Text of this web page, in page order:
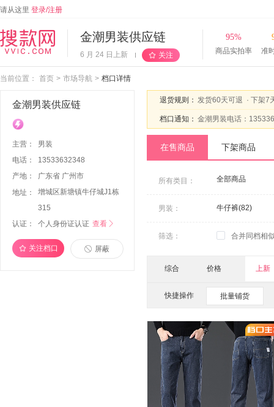
请从这里 登录/注册
金潮男装供应链
6 月 24 日上新 关注
95%
商品实拍率 准
当前位置： 首页 > 市场导航 > 档口详情
金潮男装供应链
主营：
男装
电话：
13533632348
产地：
广东省 广州市
地址：
增城区新塘镇牛仔城J1栋
315
认证：
个人身份证认证 查看
关注档口 屏蔽
退货规则： 发货60天可退 · 下架7
档口通知： 金潮男装电话：
在售商品 下架商品
所有类目： 全部商品
男装： 牛仔裤(82)
筛选： 合并同档相
综合 价格 上新
快捷操作 批量铺货